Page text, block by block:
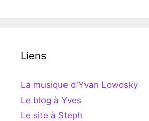
Liens
La musique d'Yvan Lowosky
Le blog à Yves
Le site à Steph